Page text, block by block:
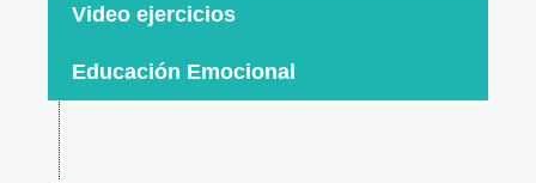
Video ejercicios
Educación Emocional